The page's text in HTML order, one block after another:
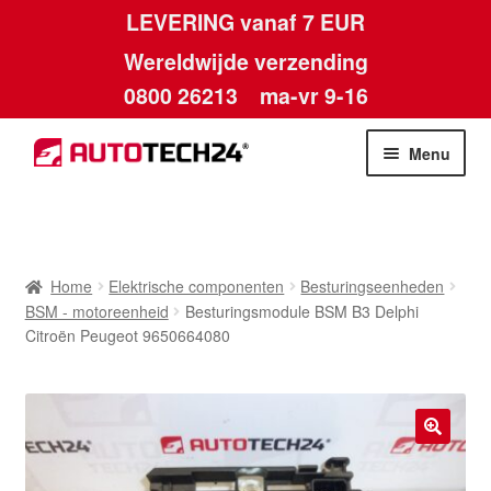
LEVERING vanaf 7 EUR
Wereldwijde verzending
0800 26213 ma-vr 9-16
Skip
to
Skip
to
Menu
Algemene voorwaarden
Betalingen
Contact
Home Elektrische componenten
Besturingseenheden
BSM - motoreenheid
Besturingsmodule BSM B3 Delphi
Citroën Peugeot 9650664080
🔍